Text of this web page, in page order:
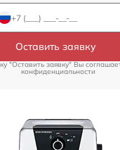
Оставить заявку
"Оставить заявку" Вы
конфиденциальности